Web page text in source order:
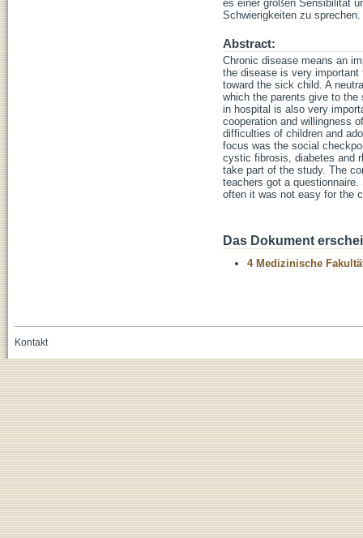
es einer großen Sensibilität
Schwierigkeiten zu sprechen.
Abstract:
Chronic disease means an
the disease is very
toward the sick child. A
which the parents give to
in hospital is also very
cooperation and willingness
difficulties of children and
focus was the social
cystic fibrosis, diabetes and
take part of the study. The
teachers got a
often it was not easy for the
Das Dokument
4 Medizinische
Kontakt